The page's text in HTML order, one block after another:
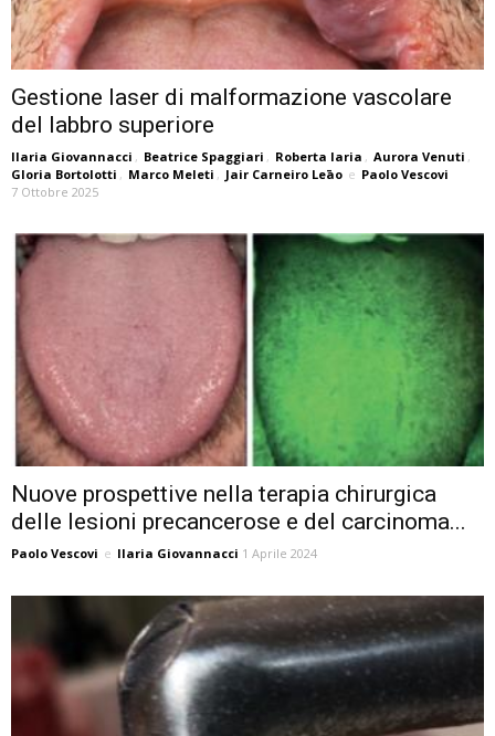
Gestione laser di malformazione vascolare
del labbro superiore
Ilaria Giovannacci , Beatrice Spaggiari , Roberta Iaria , Aurora Venuti ,
Gloria Bortolotti , Marco Meleti , Jair Carneiro Leāo e Paolo Vescovi
7 Ottobre 2025
Nuove prospettive nella terapia chirurgica
delle lesioni precancerose e del carcinoma...
Paolo Vescovi e Ilaria Giovannacci 1 Aprile 2024